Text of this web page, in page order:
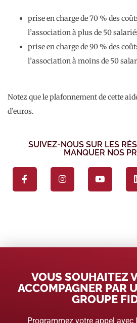
prise en charge de 70 % des
l’association à plus de 50
prise en charge de 90 % des
l’association à moins de 50
Notez que le plafonnement de cette
d’euros.
SUIVEZ-NOUS SUR LES
MANQUER NOS
VOUS SOUHAITEZ
ACCOMPAGNER PAR
GROUPE
Programmez votre appel avec